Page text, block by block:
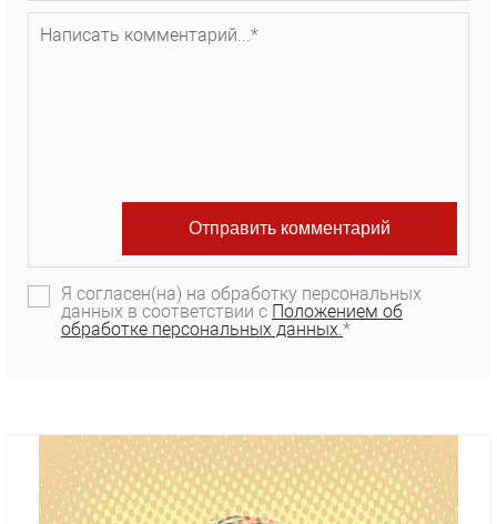
Я согласен(на) на обработку персональных
данных в соответствии с Положением об
обработке персональных данных.*